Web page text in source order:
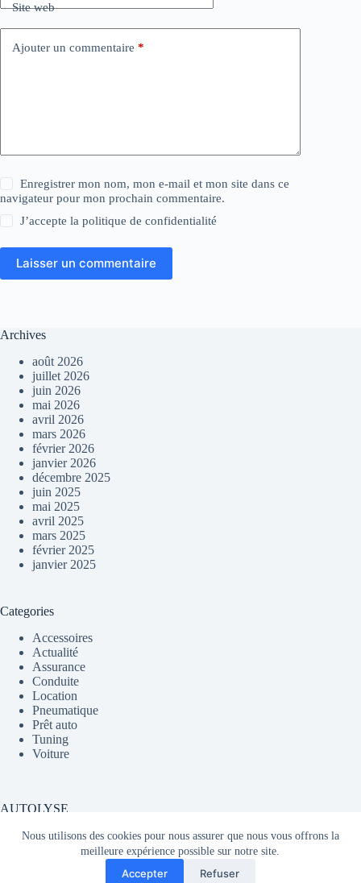
Nous utilisons des cookies pour nous assurer que nous vous offrons la
meilleure expérience possible sur notre site.
Accepter Refuser
Site web
Ajouter un commentaire *
Enregistrer mon nom, mon e-mail et mon site dans ce
navigateur pour mon prochain commentaire.
J’accepte lapolitique de confidentialité
Laisser un commentaire
Archives
août 2026
juillet 2026
juin 2026
mai 2026
avril 2026
mars 2026
février 2026
janvier 2026
décembre 2025
juin 2025
mai 2025
avril 2025
mars 2025
février 2025
janvier 2025
Categories
Accessoires
Actualité
Assurance
Conduite
Location
Pneumatique
Prêt auto
Tuning
Voiture
AUTOLYSE
Média partageant du contenu sur l'actualité automobile en